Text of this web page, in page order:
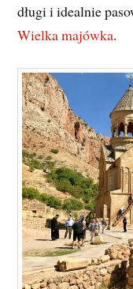
długi i idealnie
Wielka majówka.